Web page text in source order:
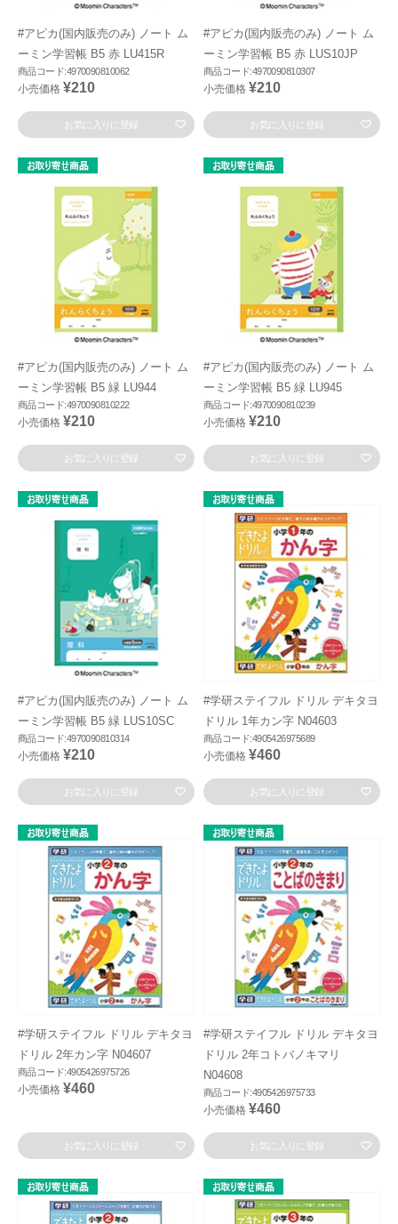
#アピカ(国内販売のみ) ノート ム
ーミン学習帳 B5 赤 LU415R
商品コード:4970090810062
小売価格 ¥210
お気に入りに登録
#アピカ(国内販売のみ) ノート ム
ーミン学習帳 B5 赤 LUS10JP
商品コード:4970090810307
小売価格 ¥210
お気に入りに登録
#アピカ(国内販売のみ) ノート ム
ーミン学習帳 B5 緑 LU944
商品コード:4970090810222
小売価格 ¥210
お気に入りに登録
#アピカ(国内販売のみ) ノート ム
ーミン学習帳 B5 緑 LU945
商品コード:4970090810239
小売価格 ¥210
お気に入りに登録
#アピカ(国内販売のみ) ノート ム
ーミン学習帳 B5 緑 LUS10SC
商品コード:4970090810314
小売価格 ¥210
お気に入りに登録
#学研ステイフル ドリル デキタヨ
ドリル 1年カン字 N04603
商品コード:4905426975689
小売価格 ¥460
お気に入りに登録
#学研ステイフル ドリル デキタヨ
ドリル 2年カン字 N04607
商品コード:4905426975726
小売価格 ¥460
お気に入りに登録
#学研ステイフル ドリル デキタヨ
ドリル 2年コトバノキマリ
N04608
商品コード:4905426975733
小売価格 ¥460
お気に入りに登録